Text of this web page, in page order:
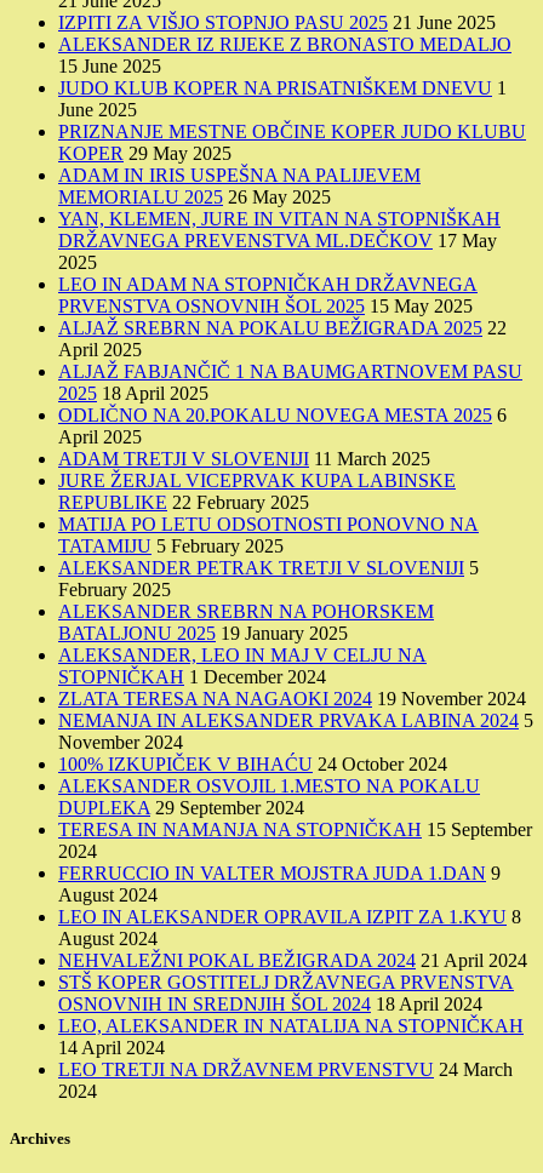
IZPITI ZA VIŠJO STOPNJO PASU 2025 21 June 2025
ALEKSANDER IZ RIJEKE Z BRONASTO MEDALJO
15 June 2025
JUDO KLUB KOPER NA PRISATNIŠKEM DNEVU 1
June 2025
PRIZNANJE MESTNE OBČINE KOPER JUDO KLUBU
KOPER 29 May 2025
ADAM IN IRIS USPEŠNA NA PALIJEVEM
MEMORIALU 2025 26 May 2025
YAN, KLEMEN, JURE IN VITAN NA STOPNIŠKAH
DRŽAVNEGA PREVENSTVA ML.DEČKOV 17 May
2025
LEO IN ADAM NA STOPNIČKAH DRŽAVNEGA
PRVENSTVA OSNOVNIH ŠOL 2025 15 May 2025
ALJAŽ SREBRN NA POKALU BEŽIGRADA 2025 22
April 2025
ALJAŽ FABJANČIČ 1 NA BAUMGARTNOVEM PASU
2025 18 April 2025
ODLIČNO NA 20.POKALU NOVEGA MESTA 2025 6
April 2025
ADAM TRETJI V SLOVENIJI 11 March 2025
JURE ŽERJAL VICEPRVAK KUPA LABINSKE
REPUBLIKE 22 February 2025
MATIJA PO LETU ODSOTNOSTI PONOVNO NA
TATAMIJU 5 February 2025
ALEKSANDER PETRAK TRETJI V SLOVENIJI 5
February 2025
ALEKSANDER SREBRN NA POHORSKEM
BATALJONU 2025 19 January 2025
ALEKSANDER, LEO IN MAJ V CELJU NA
STOPNIČKAH 1 December 2024
ZLATA TERESA NA NAGAOKI 2024 19 November 2024
NEMANJA IN ALEKSANDER PRVAKA LABINA 2024 5
November 2024
100% IZKUPIČEK V BIHAĆU 24 October 2024
ALEKSANDER OSVOJIL 1.MESTO NA POKALU
DUPLEKA 29 September 2024
TERESA IN NAMANJA NA STOPNIČKAH 15 September
2024
FERRUCCIO IN VALTER MOJSTRA JUDA 1.DAN 9
August 2024
LEO IN ALEKSANDER OPRAVILA IZPIT ZA 1.KYU 8
August 2024
NEHVALEŽNI POKAL BEŽIGRADA 2024 21 April 2024
STŠ KOPER GOSTITELJ DRŽAVNEGA PRVENSTVA
OSNOVNIH IN SREDNJIH ŠOL 2024 18 April 2024
LEO, ALEKSANDER IN NATALIJA NA STOPNIČKAH
14 April 2024
LEO TRETJI NA DRŽAVNEM PRVENSTVU 24 March
2024
Archives